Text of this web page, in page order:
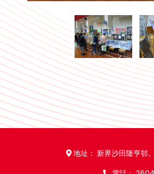
地址： 新界沙田隆亨邨。